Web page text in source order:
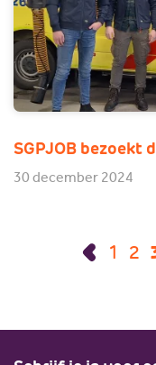
SGPJOB bezoekt
30 december 2024
1 2